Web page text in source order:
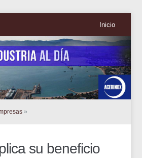
Inicio
»
su beneficio